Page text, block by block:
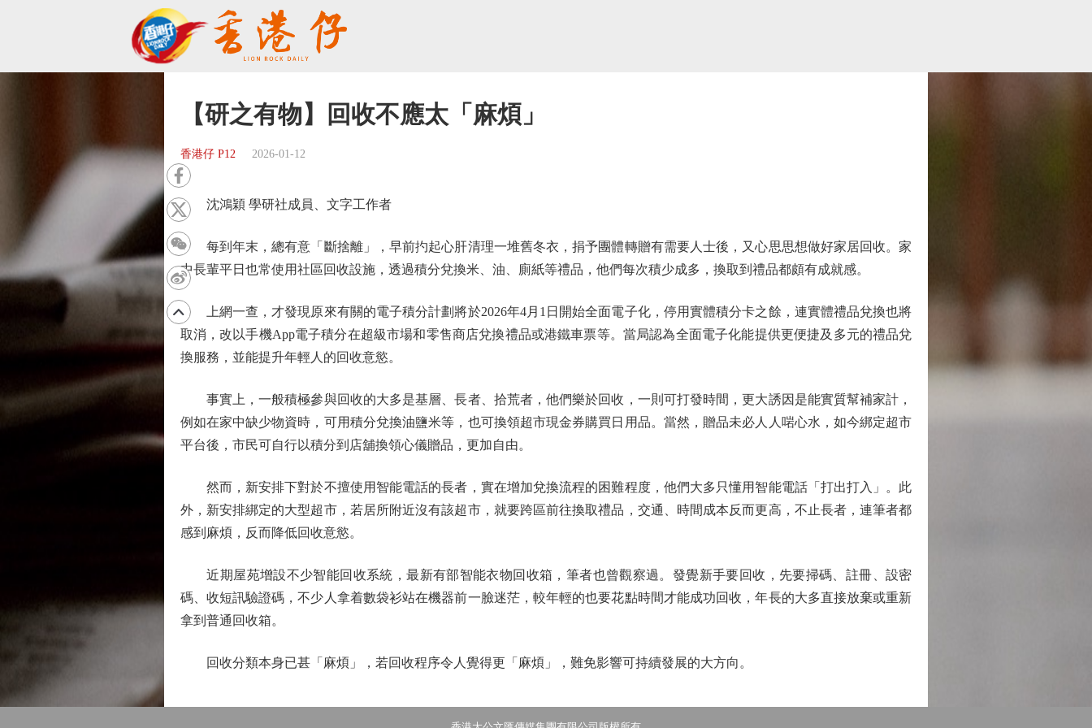
【研之有物】回收不應太「麻煩」
香港仔 P12 2026-01-12
沈鴻穎 學研社成員、文字工作者
每到年末，總有意「斷捨離」，早前扚起心肝清理一堆舊冬衣，捐予團體轉贈有需要人士後，又心思思想做好家居回收。家
中長輩平日也常使用社區回收設施，透過積分兌換米、油、廁紙等禮品，他們每次積少成多，換取到禮品都頗有成就感。
上網一查，才發現原來有關的電子積分計劃將於2026年4月1日開始全面電子化，停用實體積分卡之餘，連實體禮品兌換也將
取消，改以手機App電子積分在超級市場和零售商店兌換禮品或港鐵車票等。當局認為全面電子化能提供更便捷及多元的禮品兌
換服務，並能提升年輕人的回收意慾。
事實上，一般積極參與回收的大多是基層、長者、拾荒者，他們樂於回收，一則可打發時間，更大誘因是能實質幫補家計，
例如在家中缺少物資時，可用積分兌換油鹽米等，也可換領超市現金券購買日用品。當然，贈品未必人人啱心水，如今綁定超市
平台後，市民可自行以積分到店舖換領心儀贈品，更加自由。
然而，新安排下對於不擅使用智能電話的長者，實在增加兌換流程的困難程度，他們大多只懂用智能電話「打出打入」。此
外，新安排綁定的大型超市，若居所附近沒有該超市，就要跨區前往換取禮品，交通、時間成本反而更高，不止長者，連筆者都
感到麻煩，反而降低回收意慾。
近期屋苑增設不少智能回收系統，最新有部智能衣物回收箱，筆者也曾觀察過。發覺新手要回收，先要掃碼、註冊、設密
碼、收短訊驗證碼，不少人拿着數袋衫站在機器前一臉迷茫，較年輕的也要花點時間才能成功回收，年長的大多直接放棄或重新
拿到普通回收箱。
回收分類本身已甚「麻煩」，若回收程序令人覺得更「麻煩」，難免影響可持續發展的大方向。